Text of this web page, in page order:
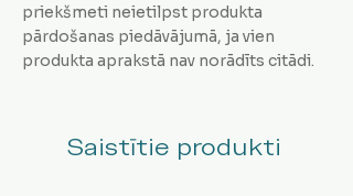
priekšmeti neietilpst produkta
pārdošanas piedāvājumā, ja vien
produkta aprakstā nav norādīts citādi.
Saistītie produkti